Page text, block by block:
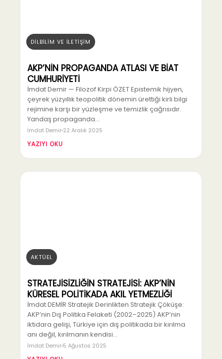
DİLBİLİM VE İLETİŞİM
AKP’NİN PROPAGANDA ATLASI VE BİAT
CUMHURİYETİ
İmdat Demir — Filozof Kirpi ÖZET Epistemik hijyen,
çeyrek yüzyıllık teopolitik dönemin ürettiği kirli bilgi
rejimine karşı bir yüzleşme ve temizlik çağrısıdır.
Yandaş propaganda…
İmdat Demir 22 Aralık 2025
YAZIYI OKU
AKTÜEL
STRATEJİSİZLİĞİN STRATEJİSİ: AKP’NİN
KÜRESEL POLİTİKADA AKIL YETMEZLİĞİ
İmdat DEMİR Stratejik Derinlikten Stratejik Çöküşe:
AKP’nin Dış Politika Felaketi (2002–2025) AKP’nin
iktidara gelişi, Türkiye için dış politikada bir kırılma
anı değil, kırılmanın kendisi…
İmdat Demir 5 Ağustos 2025